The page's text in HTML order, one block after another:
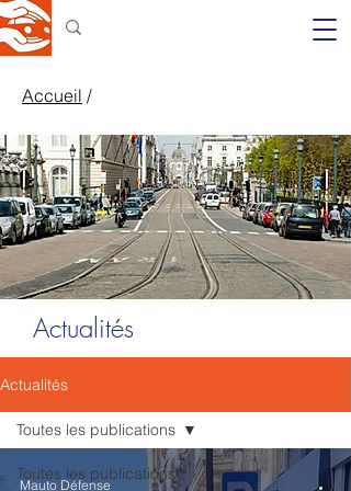
Accueil /
Actualités
Actualités
Toutes les publications
Toutes les publications
Mauto Défense